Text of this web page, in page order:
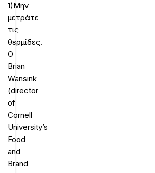
1)Μην
μετράτε
τις
θερμίδες.
Ο
Brian
Wansink
(director
of
Cornell
University’s
Food
and
Brand